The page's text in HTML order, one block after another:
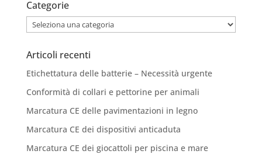
Categorie
Categorie
Articoli recenti
Etichettatura delle batterie – Necessità urgente
Conformità di collari e pettorine per animali
Marcatura CE delle pavimentazioni in legno
Marcatura CE dei dispositivi anticaduta
Marcatura CE dei giocattoli per piscina e mare